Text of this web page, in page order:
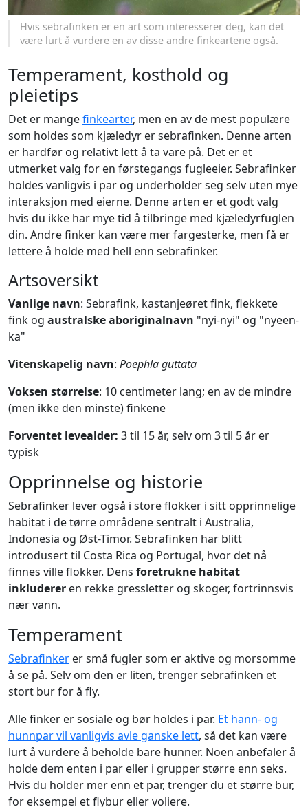
Hvis sebrafinken er en art som interesserer deg, kan det
være lurt å vurdere en av disse andre finkeartene også.
Temperament, kosthold og
pleietips
Det er mangefinkearter, men en av de mest populære
som holdes som kjæledyr er sebrafinken. Denne arten
er hardfør og relativt lett å ta vare på. Det er et
utmerket valg for en førstegangs fugleeier. Sebrafinker
holdes vanligvis i par og underholder seg selv uten mye
interaksjon med eierne. Denne arten er et godt valg
hvis du ikke har mye tid å tilbringe med kjæledyrfuglen
din. Andre finker kan være mer fargesterke, men få er
lettere å holde med hell enn sebrafinker.
Artsoversikt
Vanlige navn: Sebrafink, kastanjeøret fink, flekkete
fink og australske aboriginalnavn "nyi-nyi" og "nyeen-
ka"
Vitenskapelig navn: Poephla guttata
Voksen størrelse: 10 centimeter lang; en av de mindre
(men ikke den minste) finkene
Forventet levealder: 3 til 15 år, selv om 3 til 5 år er
typisk
Opprinnelse og historie
Sebrafinker lever også i store flokker i sitt opprinnelige
habitat i de tørre områdene sentralt i Australia,
Indonesia og Øst-Timor. Sebrafinken har blitt
introdusert til Costa Rica og Portugal, hvor det nå
finnes ville flokker. Dens foretrukne habitat
inkluderer en rekke gressletter og skoger, fortrinnsvis
nær vann.
Temperament
Sebrafinker er små fugler som er aktive og morsomme
å se på. Selv om den er liten, trenger sebrafinken et
stort bur for å fly.
Alle finker er sosiale og bør holdes i par. Et hann- og
hunnpar vil vanligvis avle ganske lett, så det kan være
lurt å vurdere å beholde bare hunner. Noen anbefaler å
holde dem enten i par eller i grupper større enn seks.
Hvis du holder mer enn et par, trenger du et større bur,
for eksempel et flybur eller voliere.